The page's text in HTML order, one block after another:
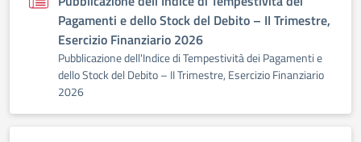
Pagamenti e dello Stock del Debito – II Trimestre,
Esercizio Finanziario 2026
Pubblicazione dell'Indice di Tempestività dei Pagamenti e
dello Stock del Debito – II Trimestre, Esercizio Finanziario
2026